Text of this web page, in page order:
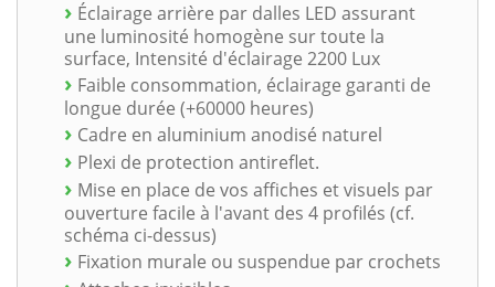
Éclairage arrière par dalles LED assurant
une luminosité homogène sur toute la
surface, Intensité d'éclairage 2200 Lux
Faible consommation, éclairage garanti de
longue durée (+60000 heures)
Cadre en aluminium anodisé naturel
Plexi de protection antireflet.
Mise en place de vos affiches et visuels par
ouverture facile à l'avant des 4 profilés (cf.
schéma ci-dessus)
Fixation murale ou suspendue par crochets